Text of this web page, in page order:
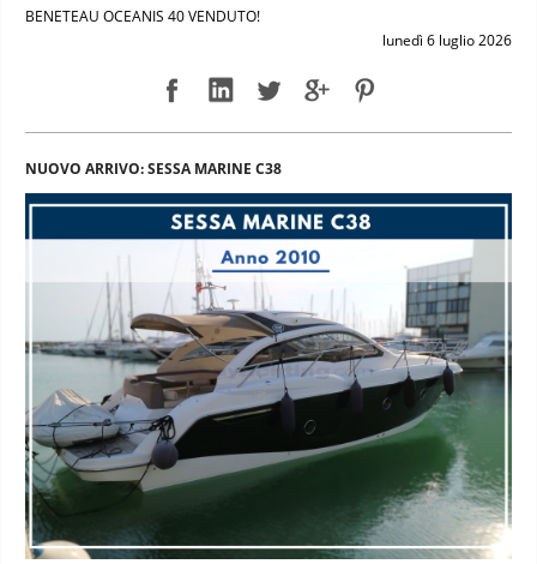
BENETEAU OCEANIS 40 VENDUTO!
lunedì 6 luglio 2026
NUOVO ARRIVO: SESSA MARINE C38